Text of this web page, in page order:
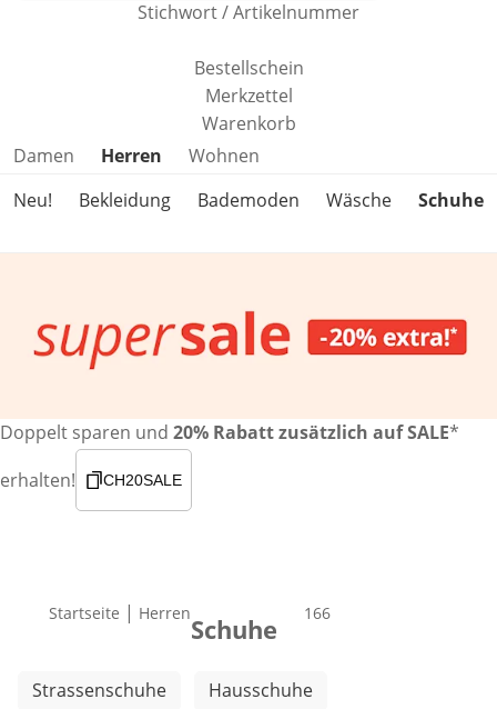
Stichwort / Artikelnummer
Bestellschein
Merkzettel
Warenkorb
Produktkategorien überspringen
Damen Herren
Wohnen
Neu!
Bekleidung Bademoden Wäsche Schuhe
Doppelt sparen und 20% Rabatt zusätzlich auf SALE*
erhalten!
CH20SALE
Startseite | HerrenSchuhe Produkte
166
Weitere Kategorien überspringen
Strassenschuhe Hausschuhe